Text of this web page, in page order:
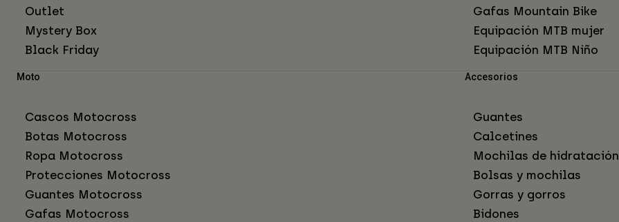
Outlet
Mystery Box
Black Friday
Gafas Mountain Bike
Equipación MTB mujer
Equipación MTB Niño
Moto
Cascos Motocross
Botas Motocross
Ropa Motocross
Protecciones Motocross
Guantes Motocross
Gafas Motocross
Accesorios
Guantes
Calcetines
Mochilas de hidratación
Bolsas y mochilas
Gorras y gorros
Bidones